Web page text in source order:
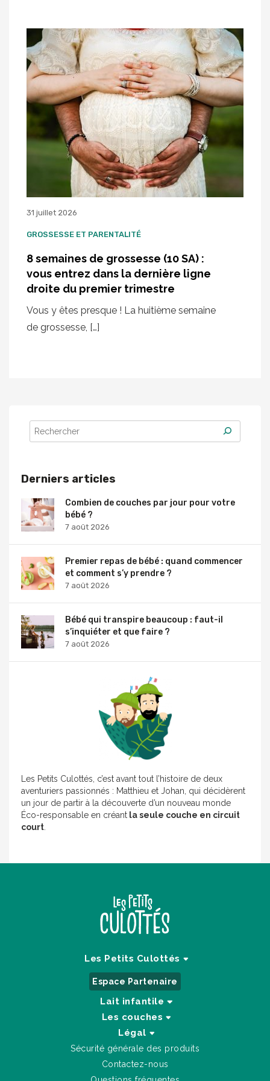
31 juillet 2026
GROSSESSE ET PARENTALITÉ
8 semaines de grossesse (10 SA) :
vous entrez dans la dernière ligne
droite du premier trimestre
Vous y êtes presque ! La huitième semaine
de grossesse, […]
Derniers articles
Combien de couches par jour pour votre
bébé ?
7 août 2026
Premier repas de bébé : quand commencer
et comment s’y prendre ?
7 août 2026
Bébé qui transpire beaucoup : faut-il
s’inquiéter et que faire ?
7 août 2026
Les Petits Culottés, c’est avant tout l’histoire de deux
aventuriers passionnés : Matthieu et Johan, qui décidèrent
un jour de partir à la découverte d’un nouveau monde
Éco-responsable en créant la seule couche en circuit
court
Les Petits Culottés
Espace Partenaire
Lait infantile
Les couches
Légal
Sécurité générale des produits
Contactez-nous